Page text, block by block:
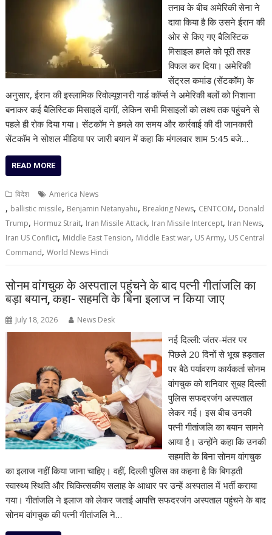
तनाव के बीच अमेरिकी सेना ने
दावा किया है कि उसने ईरान की
ओर से किए गए बैलिस्टिक
मिसाइल हमले को पूरी तरह
विफल कर दिया। अमेरिकी
सेंट्रल कमांड (सेंटकॉम) के
अनुसार, ईरान की इस्लामिक रिवोल्यूशनरी गार्ड कॉर्प्स ने अमेरिकी बलों को निशाना
बनाकर कई बैलिस्टिक मिसाइलें दागीं, लेकिन सभी मिसाइलों को लक्ष्य तक पहुंचने से
पहले ही रोक दिया गया। सेंटकॉम ने हमले का समय और कार्रवाई की दी जानकारी
सेंटकॉम ने सोशल मीडिया पर जारी बयान में कहा कि मंगलवार शाम 5:45 बजे…
READ MORE
विदेश America News
, ballistic missile, Benjamin Netanyahu, Breaking News, CENTCOM, Donald
Trump, Hormuz Strait, Iran Missile Attack, Iran Missile Intercept, Iran News,
Iran US Conflict, Middle East Tension, Middle East war, US Army, US Central
Command,World News Hindi
सोनम वांगचुक के अस्पताल पहुंचने के बाद पत्नी गीतांजलि का
बड़ा बयान, कहा- सहमति के बिना इलाज न किया जाए
July 18, 2026 News Desk
नई दिल्ली: जंतर-मंतर पर
पिछले 20 दिनों से भूख हड़ताल
पर बैठे पर्यावरण कार्यकर्ता सोनम
वांगचुक को शनिवार सुबह दिल्ली
पुलिस सफदरजंग अस्पताल
लेकर गई। इस बीच उनकी
पत्नी गीतांजलि का बयान सामने
आया है। उन्होंने कहा कि उनकी
सहमति के बिना सोनम वांगचुक
का इलाज नहीं किया जाना चाहिए। वहीं, दिल्ली पुलिस का कहना है कि बिगड़ती
स्वास्थ्य स्थिति और चिकित्सकीय सलाह के आधार पर उन्हें अस्पताल में भर्ती कराया
गया। गीतांजलि ने इलाज को लेकर जताई आपत्ति सफदरजंग अस्पताल पहुंचने के बाद
सोनम वांगचुक की पत्नी गीतांजलि ने…